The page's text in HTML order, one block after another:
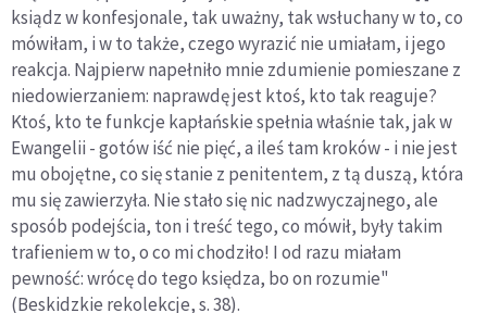
ksiądz w konfesjonale, tak uważny, tak wsłuchany w to, co
mówiłam, i w to także, czego wyrazić nie umiałam, i jego
reakcja. Najpierw napełniło mnie zdumienie pomieszane z
niedowierzaniem: naprawdę jest ktoś, kto tak reaguje?
Ktoś, kto te funkcje kapłańskie spełnia właśnie tak, jak w
Ewangelii - gotów iść nie pięć, a ileś tam kroków - i nie jest
mu obojętne, co się stanie z penitentem, z tą duszą, która
mu się zawierzyła. Nie stało się nic nadzwyczajnego, ale
sposób podejścia, ton i treść tego, co mówił, były takim
trafieniem w to, o co mi chodziło! I od razu miałam
pewność: wrócę do tego księdza, bo on rozumie"
(Beskidzkie rekolekcje, s. 38).